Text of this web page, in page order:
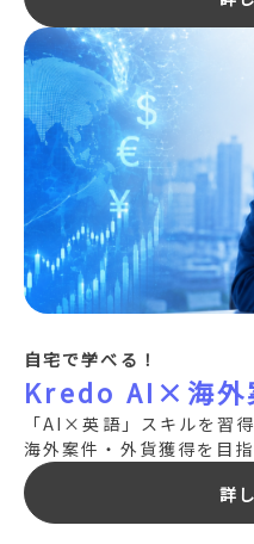
自宅で学べる！
Kredo AI×海外
「AI×英語」スキルを習得
海外案件・外貨獲得を目
詳